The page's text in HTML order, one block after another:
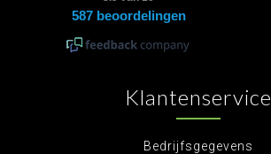
Klantenservice
Bedrijfsgegevens